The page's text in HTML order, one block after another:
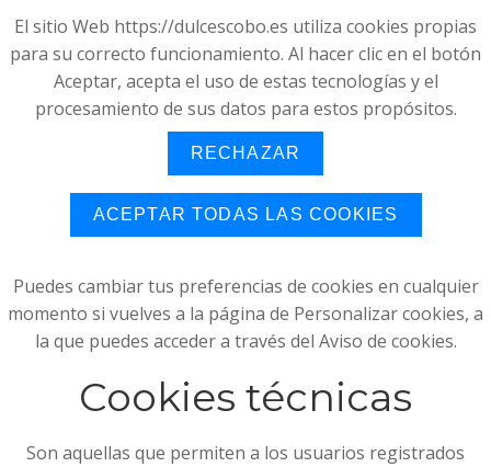
El sitio Web https://dulcescobo.es utiliza cookies propias
para su correcto funcionamiento. Al hacer clic en el botón
Aceptar, acepta el uso de estas tecnologías y el
procesamiento de sus datos para estos propósitos.
RECHAZAR
ACEPTAR TODAS LAS COOKIES
Puedes cambiar tus preferencias de cookies en cualquier
momento si vuelves a la página de Personalizar cookies, a
la que puedes acceder a través del Aviso de cookies.
Cookies técnicas
Son aquellas que permiten a los usuarios registrados